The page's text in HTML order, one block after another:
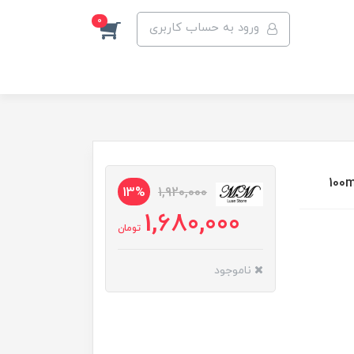
ورود به حساب کاربری 0
1,920,000
13%
1,680,000 تومان
ناموجود